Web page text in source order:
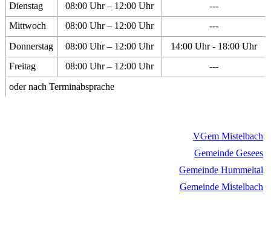
Dienstag
08:00 Uhr – 12:00 Uhr
---
Mittwoch
08:00 Uhr – 12:00 Uhr
---
Donnerstag
08:00 Uhr – 12:00 Uhr
14:00 Uhr - 18:00 Uhr
Freitag
08:00 Uhr – 12:00 Uhr
---
oder nach Terminabsprache
VGem Mistelbach
Gemeinde Gesees
Gemeinde Hummeltal
Gemeinde Mistelbach